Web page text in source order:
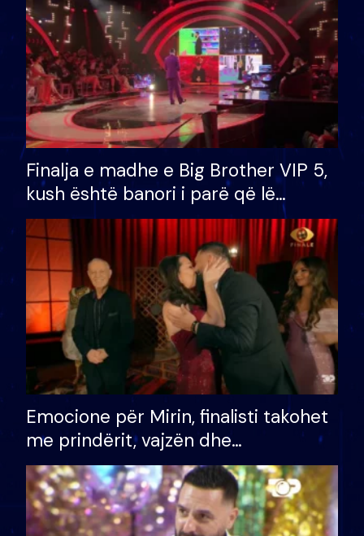
Finalja e madhe e Big Brother VIP 5,
kush është banori i parë që lë
shtëpinë dhe humb mundësinë për
të fituar çmimin e madh
Emocione për Mirin, finalisti takohet
me prindërit, vajzën dhe
bashkëshorten: S’kemi ndonjë letër
divorci apo jo?